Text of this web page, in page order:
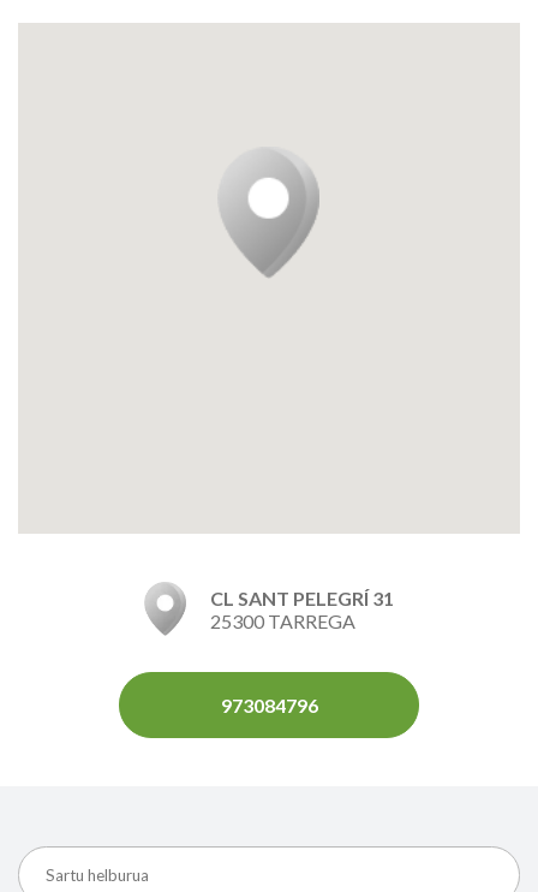
CL SANT PELEGRÍ 31
25300 TARREGA
973084796